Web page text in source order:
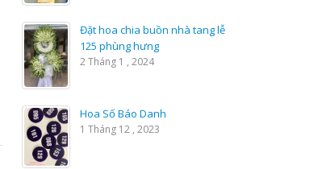
Đặt hoa chia buồn nhà tang lễ
125 phùng hưng
2 Tháng 1 , 2024
Hoa Số Báo Danh
1 Tháng 12 , 2023